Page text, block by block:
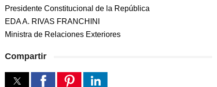
Presidente Constitucional de la República
EDA A. RIVAS FRANCHINI
Ministra de Relaciones Exteriores
Compartir